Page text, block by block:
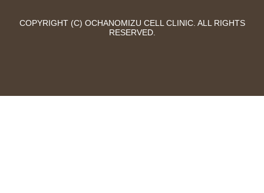
COPYRIGHT (C) OCHANOMIZU CELL CLINIC. ALL RIGHTS
RESERVED.